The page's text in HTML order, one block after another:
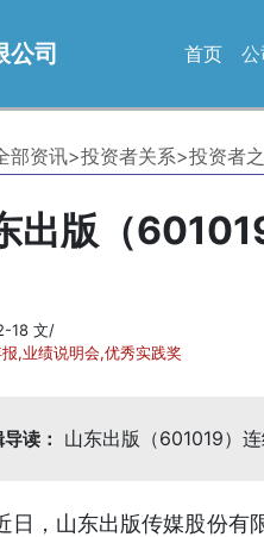
公司 首页
部资讯>投资者关系>投资者
出版（
18 文/
,业绩说明会,优秀实践奖
读： 山东出版（601019）
日，山东出版传媒股份有